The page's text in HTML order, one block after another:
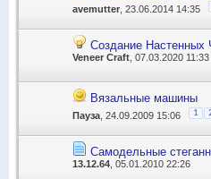
avemutter , 23.06.2014 14:35
Создание Настенных
Veneer Craft , 07.03.2020 11:33
Вязальные машины
Пауза , 24.09.2009 15:06 1
Самодельные
13.12.64 , 05.01.2010 22:26